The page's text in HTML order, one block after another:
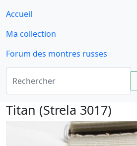
Accueil
Ma collection
Forum des montres russes
Titan (Strela 3017)